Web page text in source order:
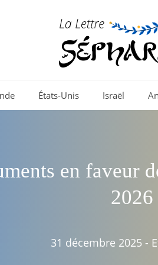
États-Unis Israël
en faveur
2026
31 décembre 2025 -